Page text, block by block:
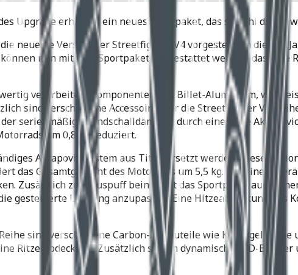
Upgrade erhalten: ein neues Sportpaket, das sowohl das
neueste Version der Streetfighter V4 vorgestellt. In diesem
nun mit dem Sportpaket ausgestattet werden, das
verarbeitete Komponenten aus Billet-Aluminium, wie
sind verschiedene Accessoires für die Streetfighter V4-
serienmäßigen Endschalldämpfer durch eine neue
um 0,8 kg reduziert.
Akrapovic-System aus Titan ersetzt werden. Diese
das Gesamtgewicht des Motorrads um 5,5 kg. Mit einem
Zusätzlich zum Auspuff beinhaltet das Sportpaket auch
gesteigerte Leistung anzupassen. Eine Hitzeabdeckung aus
sind verschiedene Carbon-Anbauteile wie Kotflügel
Ritzelabdeckung. Zusätzlich setzen dynamische LED-